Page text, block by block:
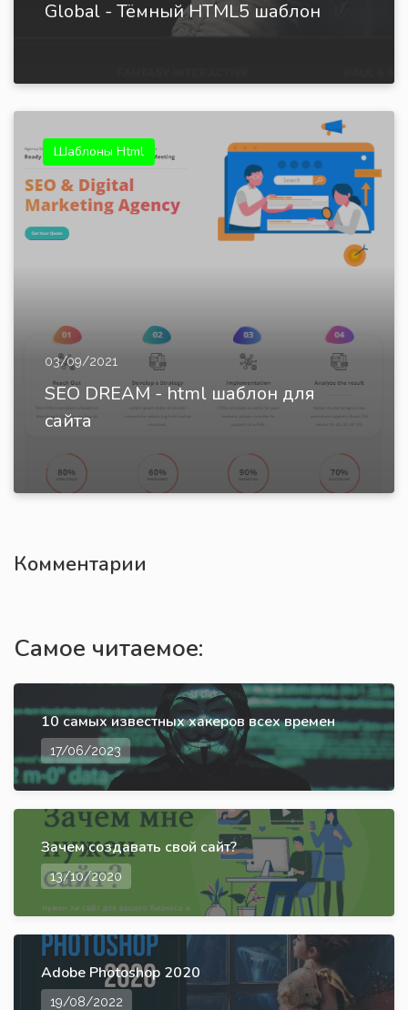
Global - Тёмный HTML5 шаблон
Шаблоны Html
03/09/2021
SEO DREAM - html шаблон для
сайта
Комментарии
Самое читаемое:
10 самых известных хакеров всех времен
17/06/2023
Зачем создавать свой сайт?
13/10/2020
Adobe Photoshop 2020
19/08/2022